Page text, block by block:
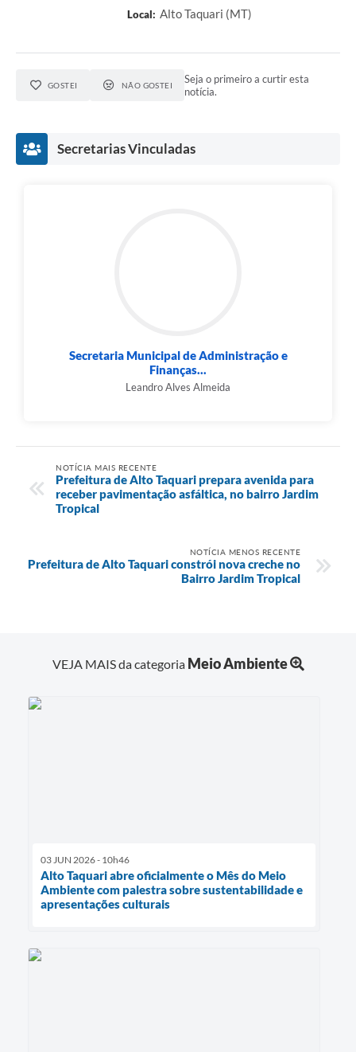
Local: Alto Taquari (MT)
GOSTEI NÃO GOSTEI
Seja o primeiro a curtir esta
notícia.
Secretarias Vinculadas
Secretaria Municipal de Administração e
Finanças...
Leandro Alves Almeida
NOTÍCIA MAIS RECENTE
Prefeitura de Alto Taquari prepara avenida para
receber pavimentação asfáltica, no bairro Jardim
Tropical
NOTÍCIA MENOS RECENTE
Prefeitura de Alto Taquari constrói nova creche no
Bairro Jardim Tropical
VEJA MAIS da categoria Meio Ambiente
03 JUN 2026 - 10h46
Alto Taquari abre oficialmente o Mês do Meio
Ambiente com palestra sobre sustentabilidade e
apresentações culturais